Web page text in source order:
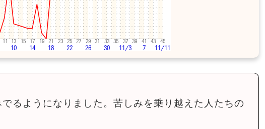
るようになりました。苦しみを乗り越えた人たちの